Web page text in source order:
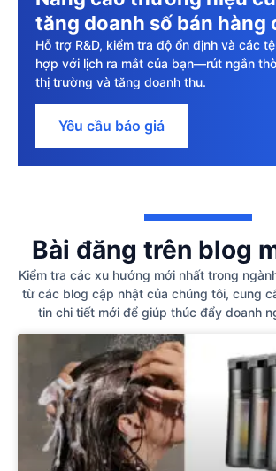
tăng doanh số bán hàng
Hỗ trợ R&D, kiểm tra độ ổn định và các
hợp với lịch ra mắt của bạn—rút ngắn
thị trường và tăng doanh thu.
Yêu cầu báo giá
Bài đăng trên blog
Kiểm tra các xu hướng mới nhất trong
từ các blog cập nhật của chúng tôi, cung
tin chi tiết mới để giúp thúc đẩy doanh